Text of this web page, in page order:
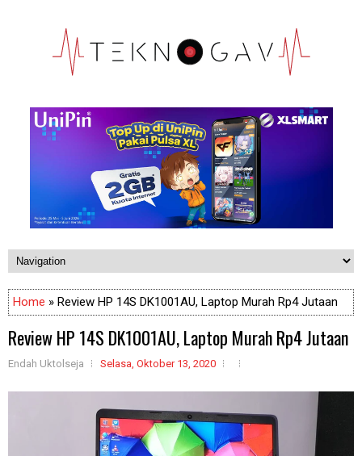
Home » Review HP 14S DK1001AU, Laptop Murah Rp4 Jutaan
Review HP 14S DK1001AU, Laptop Murah Rp4 Jutaan
Endah Uktolseja Selasa, Oktober 13, 2020